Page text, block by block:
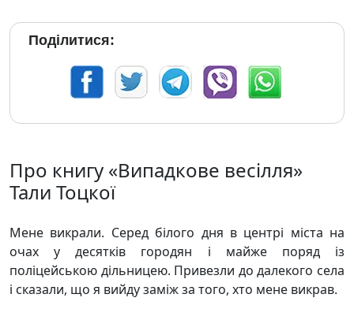
Поділитися:
Про книгу «Випадкове весілля»
Тали Тоцкої
Мене викрали. Серед білого дня в центрі міста на
очах у десятків городян і майже поряд із
поліцейською дільницею. Привезли до далекого села
і сказали, що я вийду заміж за того, хто мене викрав.